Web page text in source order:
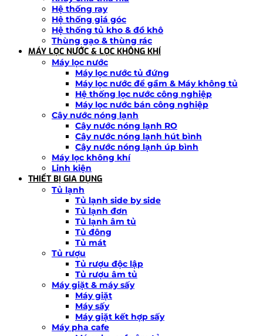
Hệ thống ray
Hệ thống giá góc
Hệ thống tủ kho & đồ khô
Thùng gạo & thùng rác
MÁY LỌC NƯỚC & LỌC KHÔNG KHÍ
Máy lọc nước
Máy lọc nước tủ đứng
Máy lọc nước để gầm & Máy không tủ
Hệ thống lọc nước công nghiệp
Máy lọc nước bán công nghiệp
Cây nước nóng lạnh
Cây nước nóng lạnh RO
Cây nước nóng lạnh hút bình
Cây nước nóng lạnh úp bình
Máy lọc không khí
Linh kiện
THIẾT BỊ GIA DỤNG
Tủ lạnh
Tủ lạnh side by side
Tủ lạnh đơn
Tủ lạnh âm tủ
Tủ đông
Tủ mát
Tủ rượu
Tủ rượu độc lập
Tủ rượu âm tủ
Máy giặt & máy sấy
Máy giặt
Máy sấy
Máy giặt kết hợp sấy
Máy pha cafe